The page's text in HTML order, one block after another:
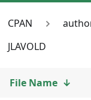
CPAN
JLAVOLD
File Name ↓